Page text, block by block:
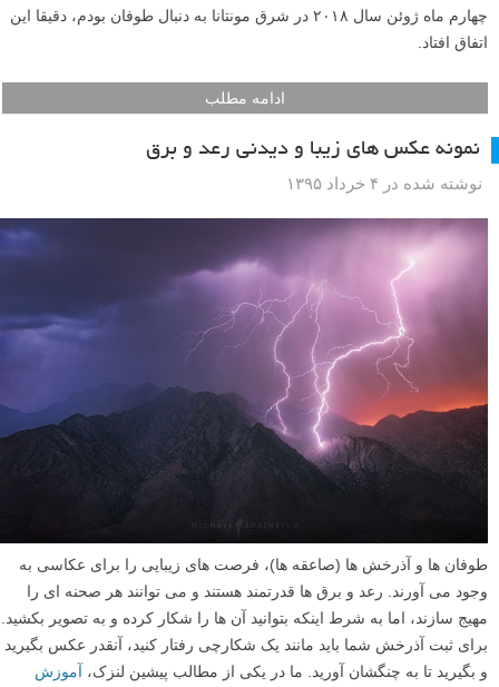
چهارم ماه ژوئن سال ۲۰۱۸ در شرق مونتانا به دنبال طوفان بودم، دقیقا این
اتفاق افتاد.
ادامه مطلب
نمونه عکس های زیبا و دیدنی رعد و برق
نوشته شده در ۴ خرداد ۱۳۹۵
طوفان ها و آذرخش ها (صاعقه ها)، فرصت های زیبایی را برای عکاسی به
وجود می آورند. رعد و برق ها قدرتمند هستند و می توانند هر صحنه ای را
مهیج سازند، اما به شرط اینکه بتوانید آن ها را شکار کرده و به تصویر بکشید.
برای ثبت آذرخش شما باید مانند یک شکارچی رفتار کنید، آنقدر عکس بگیرید
و بگیرید تا به چنگشان آورید. ما در یکی از مطالب پیشین لنزک، آموزش